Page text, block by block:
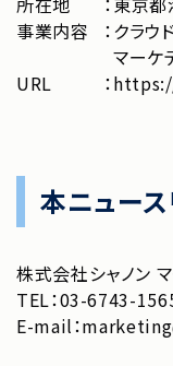
事業内容
：クラウ
マーケ
URL
：
本ニュー
株式会社シャノン
TEL：03-6743-
E-mail：